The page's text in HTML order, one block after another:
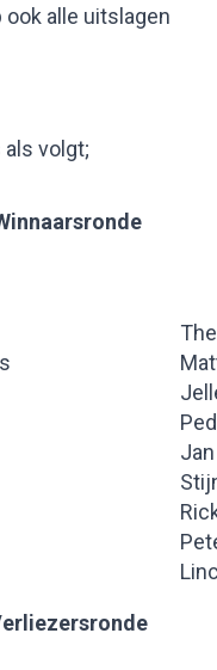
ook alle uitslagen
volgt;